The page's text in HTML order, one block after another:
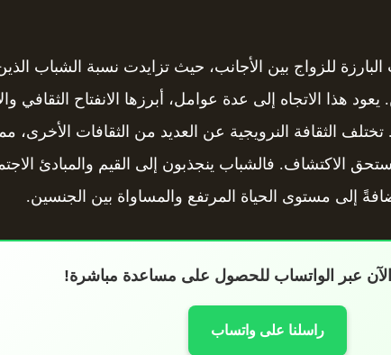
البارزة للزواج بين الأجانب، حيث تزايدت نسبة الشباب
هذا الاتجاه إلى عدة عوامل، أبرزها الانفتاح الثقافي
تختلف الثقافة النرويجية عن العديد من الثقافات الأخرى،
الاكتشاف. فالشباب ينجذبون إلى القيم والمبادئ
إضافةً إلى مستوى الحياة المرتفع والمساواة بين الجنسين.
عبر الواتساب للحصول على مساعدة مباشرة!
راسلنا على واتساب